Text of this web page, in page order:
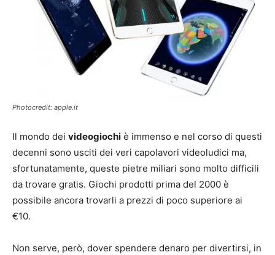
Photocredit: apple.it
Il mondo dei videogiochi è immenso e nel corso di questi
decenni sono usciti dei veri capolavori videoludici ma,
sfortunatamente, queste pietre miliari sono molto difficili
da trovare gratis. Giochi prodotti prima del 2000 è
possibile ancora trovarli a prezzi di poco superiore ai
€10.
Non serve, però, dover spendere denaro per divertirsi, in